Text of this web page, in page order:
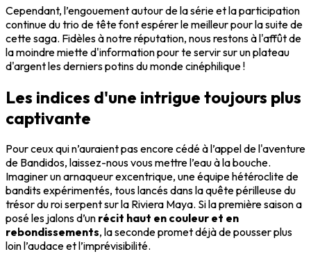
Cependant, l’engouement autour de la série et la participation
continue du trio de tête font espérer le meilleur pour la suite de
cette saga. Fidèles à notre réputation, nous restons à l'affût de
la moindre miette d'information pour te servir sur un plateau
d'argent les derniers potins du monde cinéphilique !
Les indices d'une intrigue toujours plus
captivante
Pour ceux qui n’auraient pas encore cédé à l’appel de l'aventure
de Bandidos, laissez-nous vous mettre l’eau à la bouche.
Imaginer un arnaqueur excentrique, une équipe hétéroclite de
bandits expérimentés, tous lancés dans la quête périlleuse du
trésor du roi serpent sur la Riviera Maya. Si la première saison a
posé les jalons d’un récit haut en couleur et en
rebondissements, la seconde promet déjà de pousser plus
loin l’audace et l’imprévisibilité.